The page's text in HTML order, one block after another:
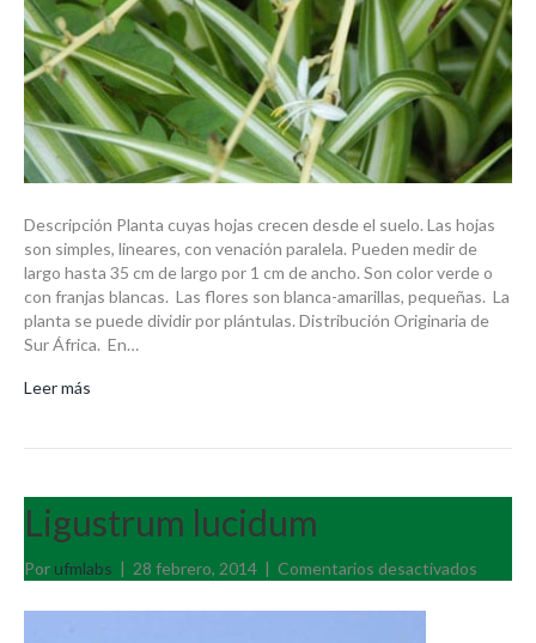
Descripción Planta cuyas hojas crecen desde el suelo. Las hojas
son simples, lineares, con venación paralela. Pueden medir de
largo hasta 35 cm de largo por 1 cm de ancho. Son color verde o
con franjas blancas. Las flores son blanca-amarillas, pequeñas. La
planta se puede dividir por plántulas. Distribución Originaria de
Sur África. En…
Leer más
Ligustrum lucidum
Por ufmlabs | 28 febrero, 2014 | Comentarios desactivados